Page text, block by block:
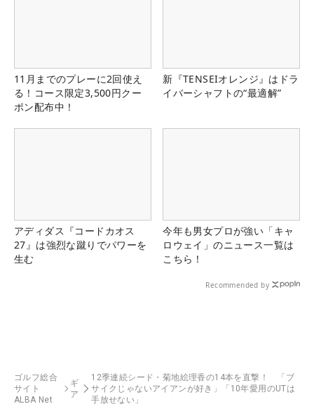
11月までのプレーに2回使え
る！コース限定3,500円クー
ポン配布中！
新『TENSEIオレンジ』はドラ
イバーシャフトの“最適解”
アディダス『コードカオス
27』は強烈な蹴りでパワーを
生む
今年も男女プロが強い「キャ
ロウェイ」のニュース一覧は
こちら！
Recommended by
ゴルフ総合
サイト
ALBA Net
ギ
ア
12季連続シード・菊地絵理香の14本を直撃！ 「ブ
サイクじゃないアイアンが好き」「10年愛用のUTは
手放せない」